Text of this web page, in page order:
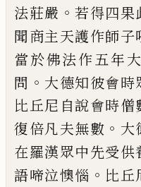
法莊嚴 。若得四果
聞商主天護作師子
當於佛法作五年
問 。 大德知彼會時
比丘尼自說會時僧
復倍凡夫無數 。 大
在羅漢眾中先受供
語啼泣懊惱 。 比丘